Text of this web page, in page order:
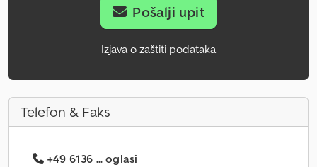
Pošalji upit
Izjava o zaštiti podataka
Telefon & Faks
+49 6136 ... oglasi